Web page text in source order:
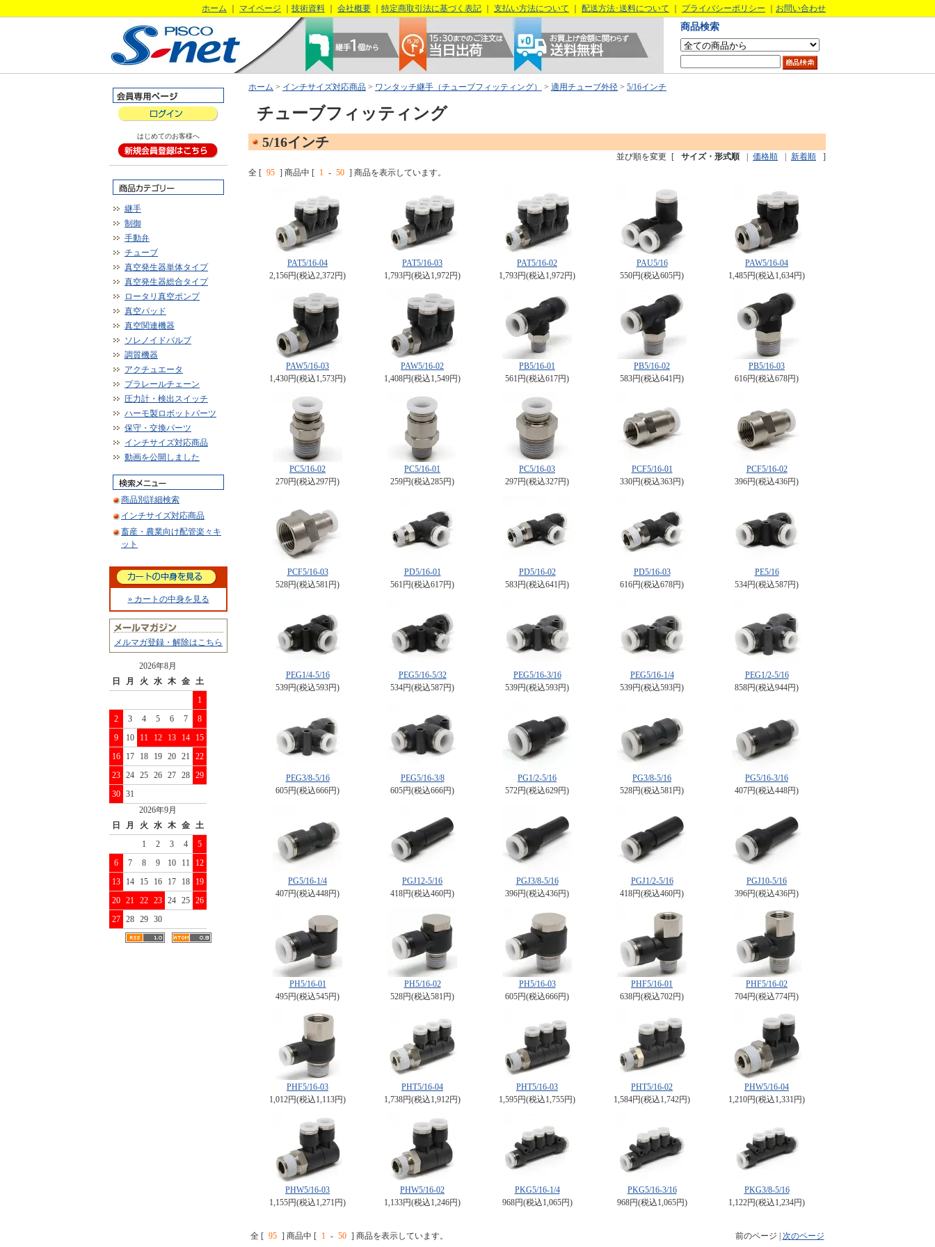
ホーム マイページ 技術資料 会社概要 特定商取引法に基づく表記 支払い方法について 配送方法･送料について プライバシーポリシー お問い合わせ
商品検索
はじめてのお客様へ
継手
制御
手動弁
チューブ
真空発生器単体タイプ
真空発生器総合タイプ
ロータリ真空ポンプ
真空パッド
真空関連機器
ソレノイドバルブ
調質機器
アクチュエータ
プラレールチェーン
圧力計・検出スイッチ
ハーモ製ロボットパーツ
保守・交換パーツ
インチサイズ対応商品
動画を公開しました
商品別詳細検索
インチサイズ対応商品
畜産・農業向け配管楽々キ
ット
» カートの中身を見る
メルマガ登録・解除はこちら
2026年8月
日
月 火 水 木 金 土
1
2
3 4 5 6 7
8
9
10 11 12 13 14
15
16
17 18 19 20 21
22
23 24 25 26 27 28 29
30 31
2026年9月
日
月 火 水 木 金 土
1
2 3 4
5
6
7 8 9 10 11
12
13
14 15 16 17 18
19
20 21 22 23 24 25 26
27 28 29 30
ホーム > インチサイズ対応商品 > ワンタッチ継手（チューブフィッティング） > 適用チューブ外径 > 5/16インチ
チューブフィッティング
5/16インチ
並び順を変更 [ サイズ・形式順 価格順 新着順
]
全 [ 95 ] 商品中 [ 1 - 50 ] 商品を表示しています。
PAT5/16-04
2,156円(税込2,372円)
PAT5/16-03
1,793円(税込1,972円)
PAT5/16-02
1,793円(税込1,972円)
PAU5/16
550円(税込605円)
PAW5/16-04
1,485円(税込1,634円)
PAW5/16-03
1,430円(税込1,573円)
PAW5/16-02
1,408円(税込1,549円)
PB5/16-01
561円(税込617円)
PB5/16-02
583円(税込641円)
PB5/16-03
616円(税込678円)
PC5/16-02
270円(税込297円)
PC5/16-01
259円(税込285円)
PC5/16-03
297円(税込327円)
PCF5/16-01
330円(税込363円)
PCF5/16-02
396円(税込436円)
PCF5/16-03
528円(税込581円)
PD5/16-01
561円(税込617円)
PD5/16-02
583円(税込641円)
PD5/16-03
616円(税込678円)
PE5/16
534円(税込587円)
PEG1/4-5/16
539円(税込593円)
PEG5/16-5/32
534円(税込587円)
PEG5/16-3/16
539円(税込593円)
PEG5/16-1/4
539円(税込593円)
PEG1/2-5/16
858円(税込944円)
PEG3/8-5/16
605円(税込666円)
PEG5/16-3/8
605円(税込666円)
PG1/2-5/16
572円(税込629円)
PG3/8-5/16
528円(税込581円)
PG5/16-3/16
407円(税込448円)
PG5/16-1/4
407円(税込448円)
PGJ12-5/16
418円(税込460円)
PGJ3/8-5/16
396円(税込436円)
PGJ1/2-5/16
418円(税込460円)
PGJ10-5/16
396円(税込436円)
PH5/16-01
495円(税込545円)
PH5/16-02
528円(税込581円)
PH5/16-03
605円(税込666円)
PHF5/16-01
638円(税込702円)
PHF5/16-02
704円(税込774円)
PHF5/16-03
1,012円(税込1,113円)
PHT5/16-04
1,738円(税込1,912円)
PHT5/16-03
1,595円(税込1,755円)
PHT5/16-02
1,584円(税込1,742円)
PHW5/16-04
1,210円(税込1,331円)
PHW5/16-03
1,155円(税込1,271円)
PHW5/16-02
1,133円(税込1,246円)
PKG5/16-1/4
968円(税込1,065円)
PKG5/16-3/16
968円(税込1,065円)
PKG3/8-5/16
1,122円(税込1,234円)
全 [ 95 ] 商品中 [ 1 - 50 ] 商品を表示しています。 前のページ | 次のページ